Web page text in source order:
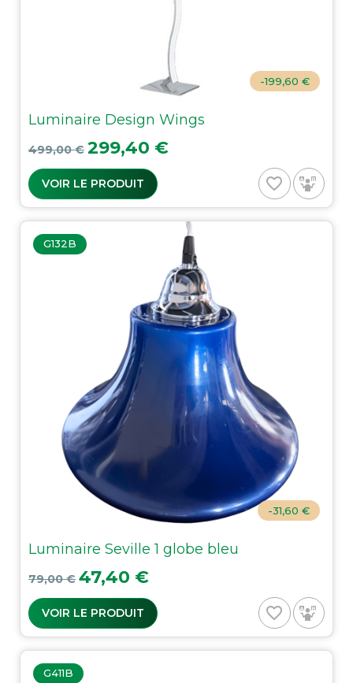
-199,60 €
Luminaire Design Wings
Prix de base
499,00 € Prix
299,40 €
VOIR LE PRODUIT favorite_border
G132B
-31,60 €
Luminaire Seville 1 globe bleu
Prix de base
79,00 € Prix
47,40 €
VOIR LE PRODUIT favorite_border
G411B